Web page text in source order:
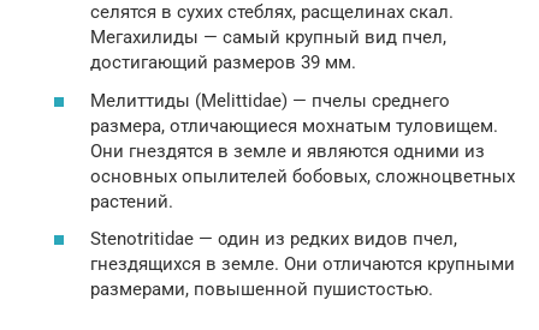
селятся в сухих стеблях, расщелинах скал.
Мегахилиды — самый крупный вид пчел,
достигающий размеров 39 мм.
Мелиттиды (Melittidae) — пчелы среднего
размера, отличающиеся мохнатым туловищем.
Они гнездятся в земле и являются одними из
основных опылителей бобовых, сложноцветных
растений.
Stenotritidae — один из редких видов пчел,
гнездящихся в земле. Они отличаются крупными
размерами, повышенной пушистостью.